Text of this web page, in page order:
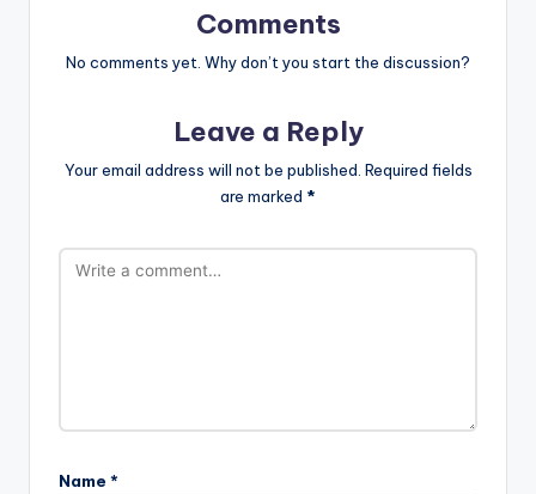
Comments
No comments yet. Why don’t you start the discussion?
Leave a Reply
Your email address will not be published. Required fields
are marked *
Name *